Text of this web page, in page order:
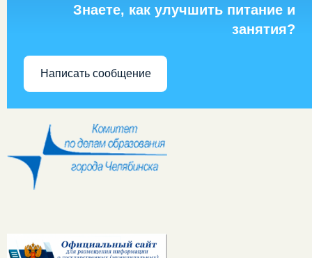
Знаете, как улучшить питание и
занятия?
Написать сообщение